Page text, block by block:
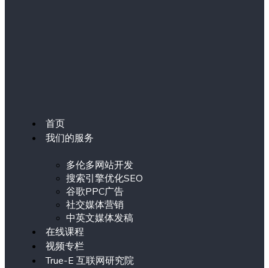
首页
我们的服务
多伦多网站开发
搜索引擎优化SEO
谷歌PPC广告
社交媒体营销
中英文媒体发稿
在线课程
视频专栏
True-E 互联网研究院